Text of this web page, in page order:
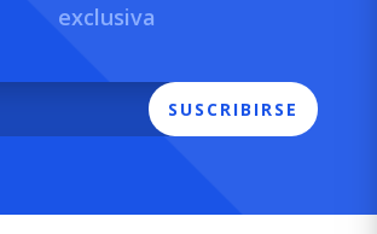
exclusiva
SUSCRIBIRSE